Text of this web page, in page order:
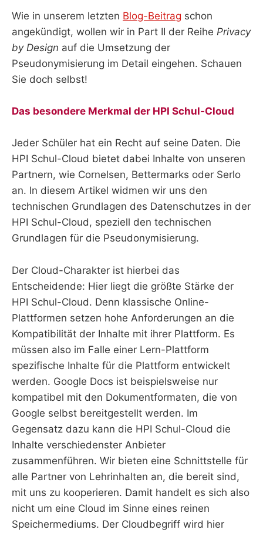
Wie in unserem letzten Blog-Beitrag schon
angekündigt, wollen wir in Part II der Reihe Privacy
by Design auf die Umsetzung der
Pseudonymisierung im Detail eingehen. Schauen
Sie doch selbst!
Das besondere Merkmal der HPI Schul-Cloud
Jeder Schüler hat ein Recht auf seine Daten. Die
HPI Schul-Cloud bietet dabei Inhalte von unseren
Partnern, wie Cornelsen, Bettermarks oder Serlo
an. In diesem Artikel widmen wir uns den
technischen Grundlagen des Datenschutzes in der
HPI Schul-Cloud, speziell den technischen
Grundlagen für die Pseudonymisierung.
Der Cloud-Charakter ist hierbei das
Entscheidende: Hier liegt die größte Stärke der
HPI Schul-Cloud. Denn klassische Online-
Plattformen setzen hohe Anforderungen an die
Kompatibilität der Inhalte mit ihrer Plattform. Es
müssen also im Falle einer Lern-Plattform
spezifische Inhalte für die Plattform entwickelt
werden. Google Docs ist beispielsweise nur
kompatibel mit den Dokumentformaten, die von
Google selbst bereitgestellt werden. Im
Gegensatz dazu kann die HPI Schul-Cloud die
Inhalte verschiedenster Anbieter
zusammenführen. Wir bieten eine Schnittstelle für
alle Partner von Lehrinhalten an, die bereit sind,
mit uns zu kooperieren. Damit handelt es sich also
nicht um eine Cloud im Sinne eines reinen
Speichermediums. Der Cloudbegriff wird hier